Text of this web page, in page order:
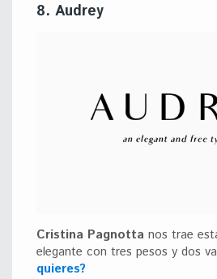
8. Audrey
Cristina Pagnotta nos trae
elegante con tres pesos y dos
quieres?